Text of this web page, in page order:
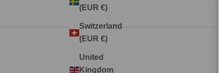
(EUR €)
Switzerland
(EUR €)
United
Kingdom